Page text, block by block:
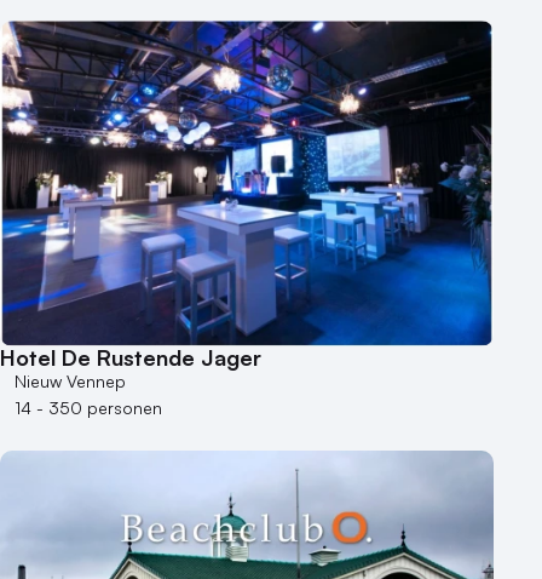
Hotel De Rustende Jager
Nieuw Vennep
14 - 350 personen